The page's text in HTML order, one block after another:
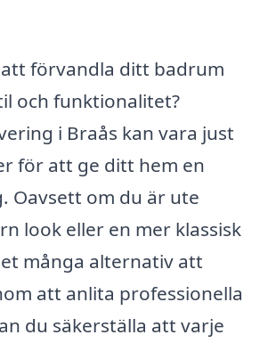
förvandla ditt badrum
och funktionalitet?
i Braås kan vara just
för att ge ditt hem en
Oavsett om du är ute
look eller en mer klassisk
många alternativ att
att anlita professionella
du säkerställa att varje